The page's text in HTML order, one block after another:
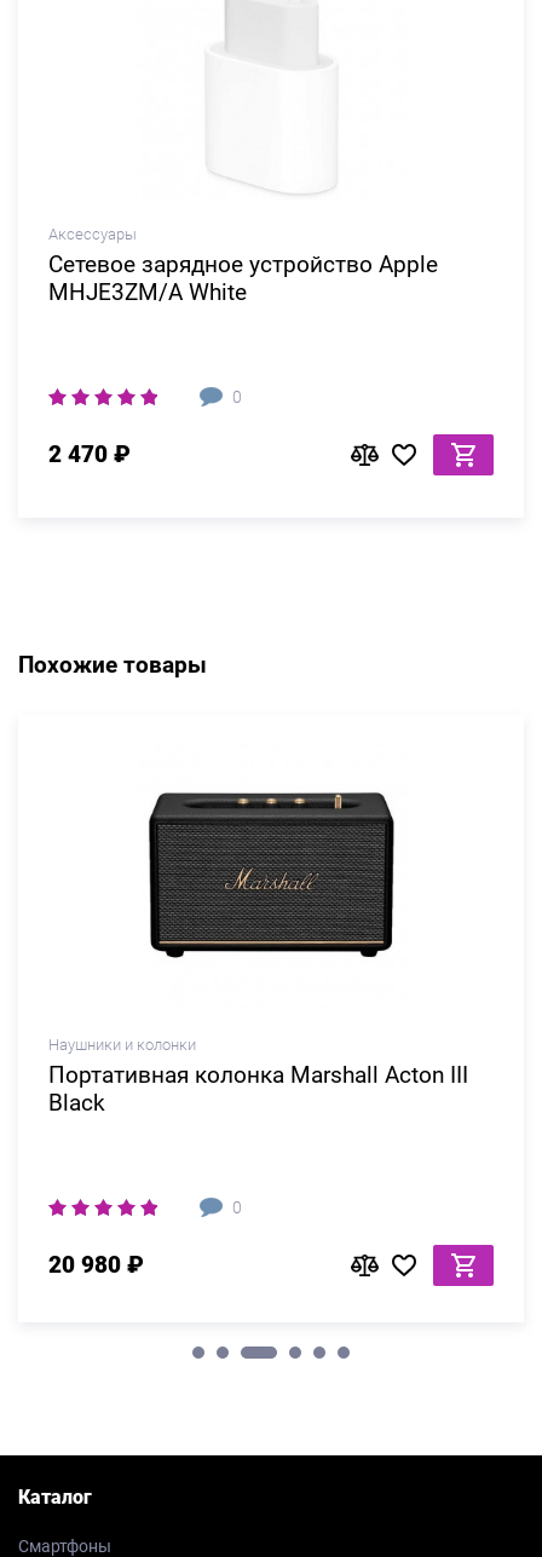
Аксессуары
Сетевое зарядное устройство Apple
MHJE3ZM/A White
0
2 470 ₽
Похожие товары
Наушники и колонки
Портативная колонка Marshall Acton III
Black
0
20 980 ₽
Каталог
Смартфоны